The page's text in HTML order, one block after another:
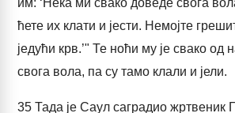
им: ‘Нека ми свако доведе свога
ћете их клати и јести. Немојте
једући крв.’" Те ноћи му је свако од
свога вола, па су тамо клали и јели.
35 Тада је Саул саградио жртвеник